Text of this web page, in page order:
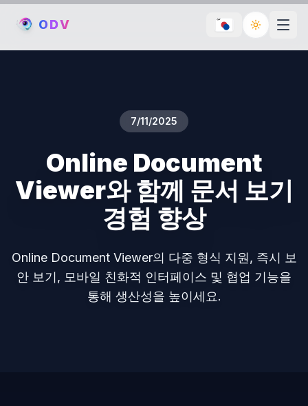
ODV Toggle
7/11/2025
Online Document
Viewer와 함께 문서 보기
경험 향상
Online Document Viewer의 다중 형식 지원, 즉시 보
안 보기, 모바일 친화적 인터페이스 및 협업 기능을
통해 생산성을 높이세요.